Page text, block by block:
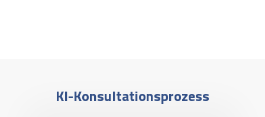
KI-Konsultationsprozess